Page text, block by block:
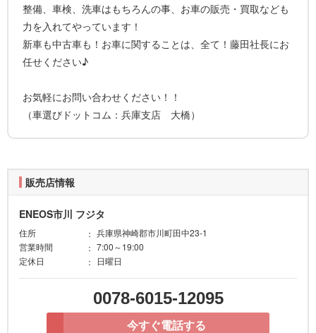
整備、車検、洗車はもちろんの事、お車の販売・買取なども
力を入れてやっています！
新車も中古車も！お車に関することは、全て！藤田社長にお
任せください♪
お気軽にお問い合わせください！！
（車選びドットコム：兵庫支店 大橋）
販売店情報
ENEOS市川 フジタ
住所
兵庫県神崎郡市川町田中23-1
営業時間
7:00～19:00
定休日
日曜日
0078-6015-12095
今すぐ電話する